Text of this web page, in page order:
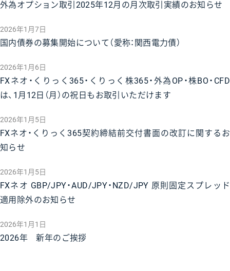
外為オプション取引2025年12月の月次取引実績のお知らせ
2026年1月7日
国内債券の募集開始について（愛称：関西電力債）
2026年1月6日
FXネオ・くりっく365・くりっく株365・外為OP・株BO・CFD
は、1月12日（月）の祝日もお取引いただけます
2026年1月5日
FXネオ・くりっく365契約締結前交付書面の改訂に関するお
知らせ
2026年1月5日
FXネオ GBP/JPY・AUD/JPY・NZD/JPY 原則固定スプレッド
適用除外のお知らせ
2026年1月1日
2026年 新年のご挨拶